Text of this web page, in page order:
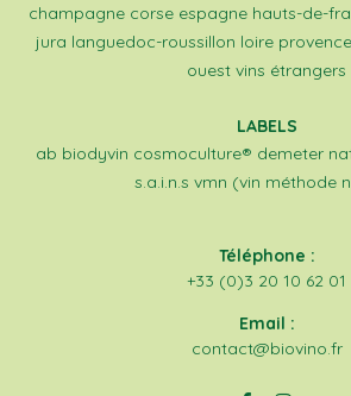
champagne corse espagne hauts-de-
jura languedoc-roussillon loire provence
ouest vins étrangers
LABELS
ab biodyvin cosmoculture® demeter
s.a.i.n.s vmn (vin méthode
Téléphone :
+33 (0)3 20 10 62 01
Email :
contact@biovino.fr